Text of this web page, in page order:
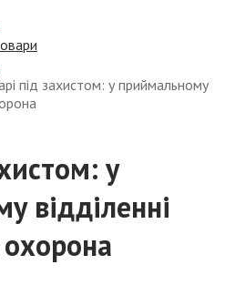
під захистом: у приймальному
у
відділенні